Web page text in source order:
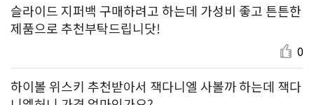
슬라이드 지퍼백 구매하려고 하는데 가성비 좋고 튼튼한
제품으로 추천부탁드립니닷!
0
하이볼 위스키 추천받아서 잭다니엘 사볼까 하는데 잭다